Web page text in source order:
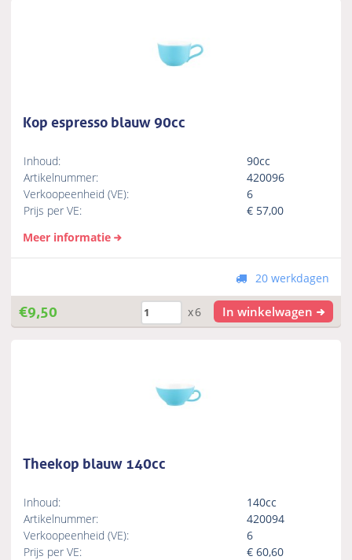
Kop espresso blauw 90cc
Inhoud:
90cc
Artikelnummer:
420096
Verkoopeenheid (VE):
6
Prijs per VE:
€ 57,00
Meer informatie
20 werkdagen
€9,50 x6 In winkelwagen
Theekop blauw 140cc
Inhoud:
140cc
Artikelnummer:
420094
Verkoopeenheid (VE):
6
Prijs per VE:
€60,60